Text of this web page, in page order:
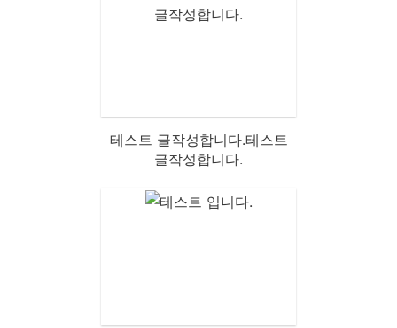
테스트 글작성합니다.테스트
글작성합니다.